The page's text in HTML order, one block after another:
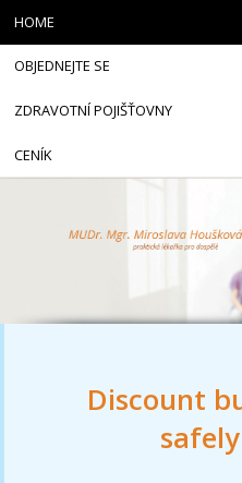
Discount
HOME
OBJEDNEJTE SE
ZDRAVOTNÍ POJIŠŤOVNY
CENÍK